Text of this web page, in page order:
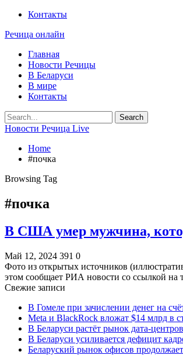
Контакты
Речица онлайн
Главная
Новости Речицы
В Беларуси
В мире
Контакты
Новости Речица Live
Home
#почка
Browsing Tag
#почка
В США умер мужчина,
Май 12, 2024 391 0
Фото из открытых источников
этом сообщает РИА новости со ссылкой на
Свежие записи
В Гомеле при зачислении денег на
Meta и BlackRock вложат $14 млрд в
В Беларуси растёт рынок дата-
В Беларуси усиливается дефицит
Беларуский рынок офисов